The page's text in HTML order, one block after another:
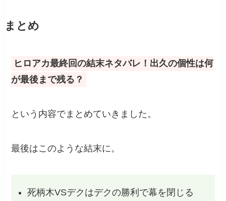
まとめ
ヒロアカ最終回の結末ネタバレ！出久の個性は何
が最後まで残る？
という内容でまとめていきました。
最後はこのような結末に。
死柄木VSデクはデクの勝利で幕を閉じる